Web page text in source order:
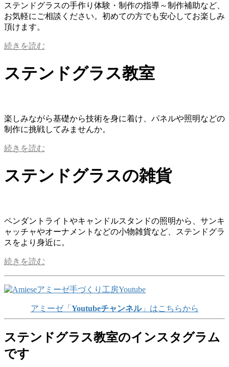
ステンドグラスの手作り体験・制作の指導～制作補助など、
お気軽にご相談ください。初めての方でも安心してお楽しみ
頂けます。
続きを読む
ステンドグラス教室
楽しみながら基礎から技術を身に着け、パネルや照明などの
制作に挑戦してみませんか。
続きを読む
ステンドグラスの雑貨
ペンダントライトやキャンドルスタンドの照明から、サンキ
ャッチャやオーナメントなどの小物雑貨など、ステンドグラ
スをより身近に。
続きを読む
アミーゼ「 Youtubeチャンネル」はこちらから
ステンドグラス教室のインスタグラム
です